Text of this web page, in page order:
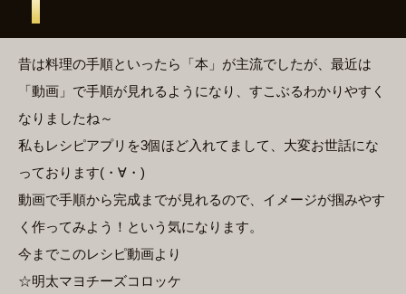
昔は料理の手順といったら「本」が主流でしたが、最近は
「動画」で手順が見れるようになり、すこぶるわかりやすく
なりましたね～
私もレシピアプリを3個ほど入れてまして、大変お世話にな
っております(・∀・)
動画で手順から完成までが見れるので、イメージが掴みやす
く作ってみよう！という気になります。
今までこのレシピ動画より
☆明太マヨチーズコロッケ